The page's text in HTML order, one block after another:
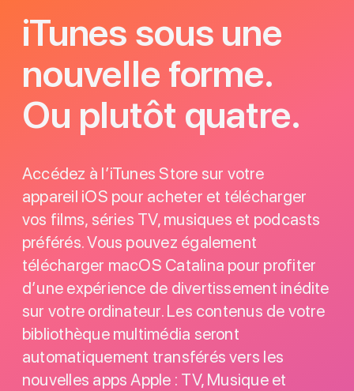
iTunes sous une
nouvelle forme.
Ou plutôt quatre.
Accédez à l’iTunes Store sur votre
appareil iOS pour acheter et télécharger
vos films, séries TV, musiques et podcasts
préférés. Vous pouvez également
télécharger macOS Catalina pour profiter
d’une expérience de divertissement inédite
sur votre ordinateur. Les contenus de votre
bibliothèque multimédia seront
automatiquement transférés vers les
nouvelles apps Apple : TV, Musique et